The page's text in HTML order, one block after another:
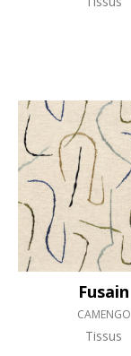
Fusain
CAMENGO
Tissus